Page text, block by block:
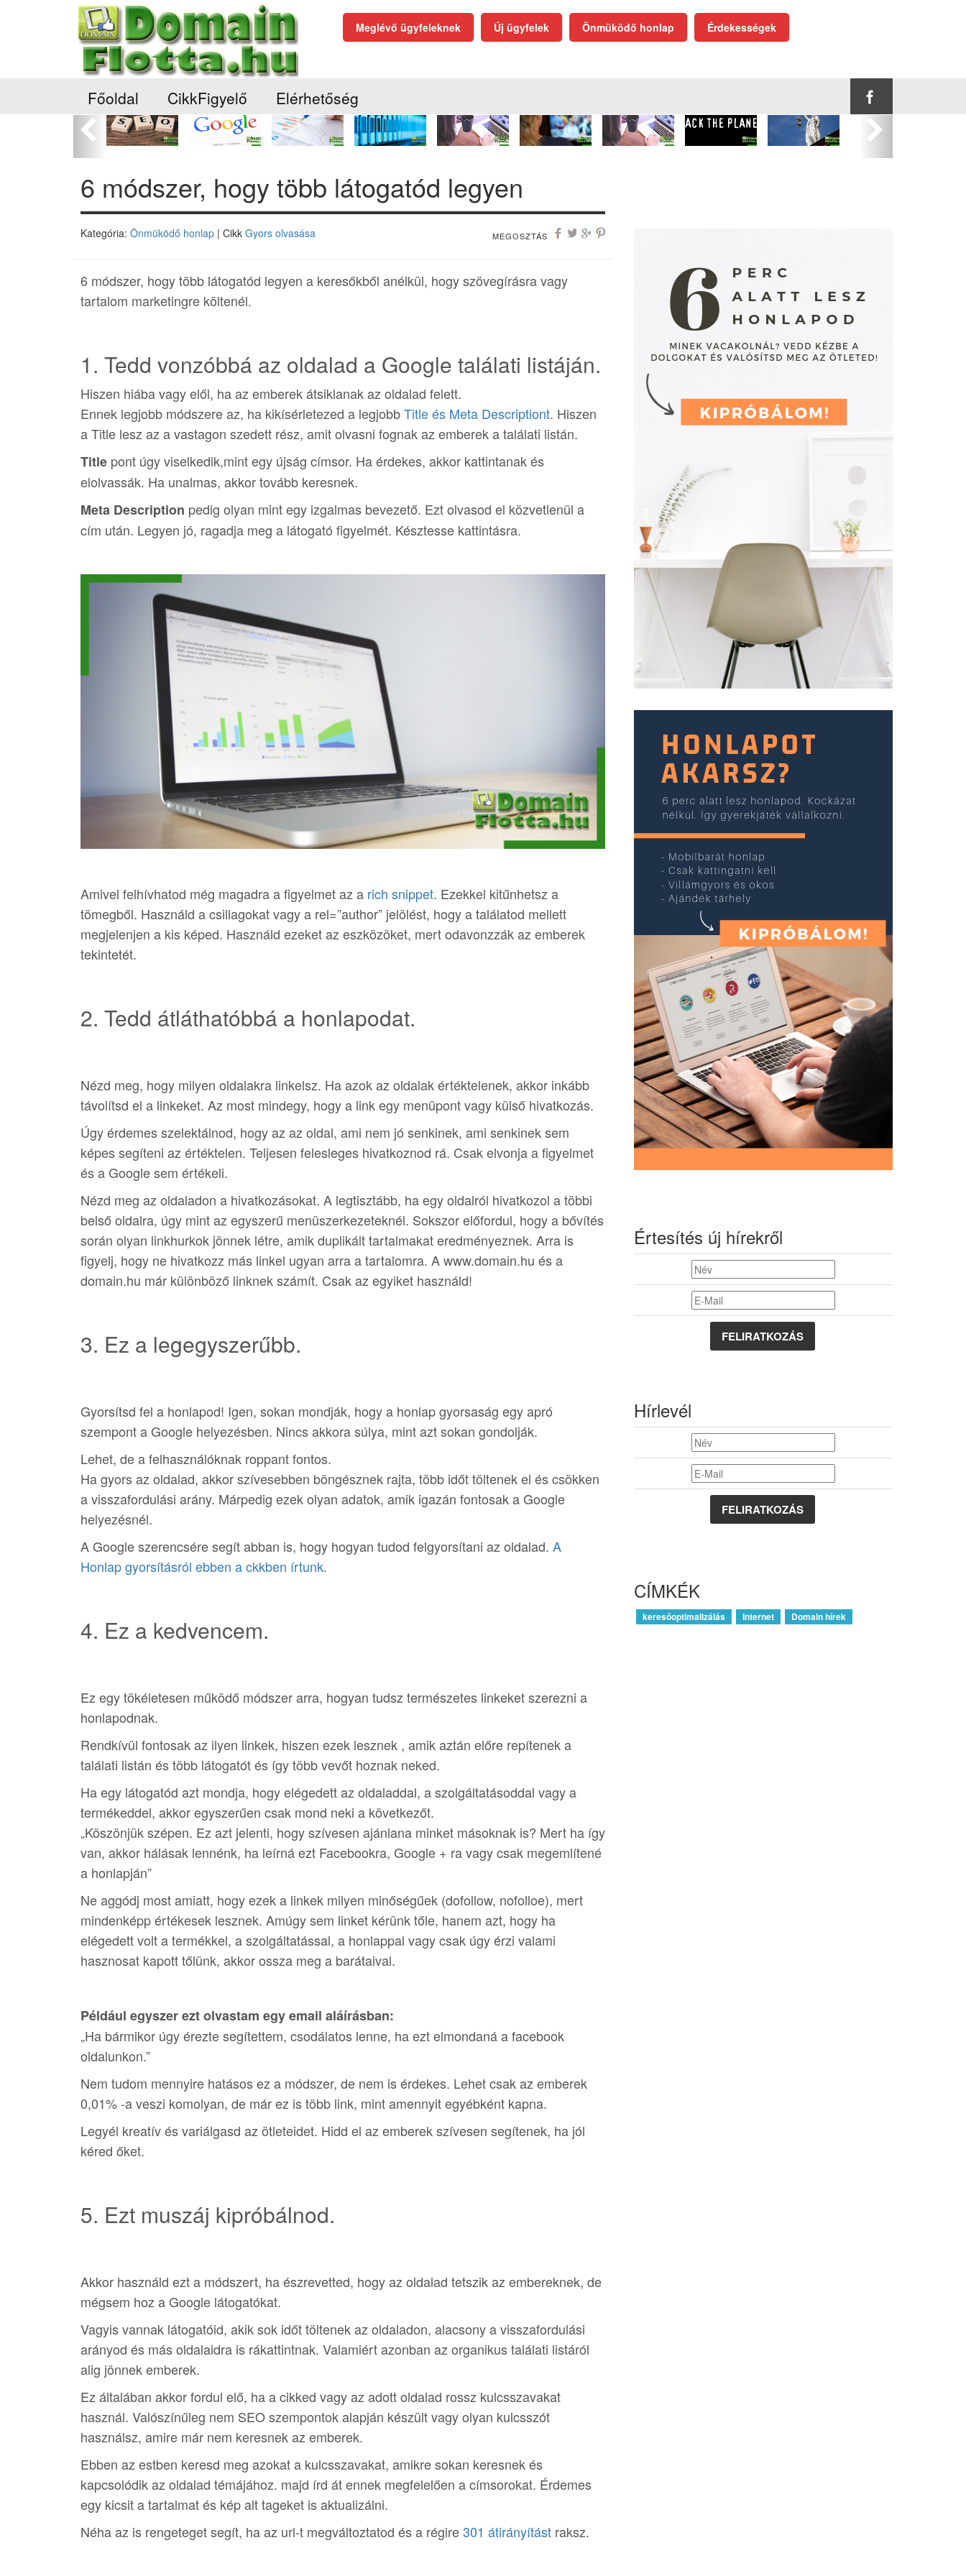
Meglévő ügyfeleknek Új ügyfelek Önmüködő honlap Érdekességek
Főoldal CikkFigyelő Elérhetőség
Előző Következő
6 módszer, hogy több látogatód legyen
Kategória: Önmüködő honlap | Cikk Gyors olvasása MEGOSZTÁS
6 módszer, hogy több látogatód legyen a keresőkből anélkül, hogy szövegírásra vagy
tartalom marketingre költenél.
1. Tedd vonzóbbá az oldalad a Google találati listáján.
Hiszen hiába vagy elől, ha az emberek átsiklanak az oldalad felett.
Ennek legjobb módszere az, ha kikísérletezed a legjobbTitle és Meta Descriptiont. Hiszen
a Title lesz az a vastagon szedett rész, amit olvasni fognak az emberek a találati listán.
Title pont úgy viselkedik,mint egy újság címsor. Ha érdekes, akkor kattintanak és
elolvassák. Ha unalmas, akkor tovább keresnek.
Meta Description pedig olyan mint egy izgalmas bevezető. Ezt olvasod el közvetlenül a
cím után. Legyen jó, ragadja meg a látogató figyelmét. Késztesse kattintásra.
Amivel felhívhatod még magadra a figyelmet az a rich snippet. Ezekkel kitűnhetsz a
tömegből. Használd a csillagokat vagy a rel=”author” jelölést, hogy a találatod mellett
megjelenjen a kis képed. Használd ezeket az eszközöket, mert odavonzzák az emberek
tekintetét.
2. Tedd átláthatóbbá a honlapodat.
Nézd meg, hogy milyen oldalakra linkelsz. Ha azok az oldalak értéktelenek, akkor inkább
távolítsd el a linkeket. Az most mindegy, hogy a link egy menüpont vagy külső hivatkozás.
Úgy érdemes szelektálnod, hogy az az oldal, ami nem jó senkinek, ami senkinek sem
képes segíteni az értéktelen. Teljesen felesleges hivatkoznod rá. Csak elvonja a figyelmet
és a Google sem értékeli.
Nézd meg az oldaladon a hivatkozásokat. A legtisztább, ha egy oldalról hivatkozol a többi
belső oldalra, úgy mint az egyszerű menüszerkezeteknél. Sokszor előfordul, hogy a bővítés
során olyan linkhurkok jönnek létre, amik duplikált tartalmakat eredményeznek. Arra is
figyelj, hogy ne hivatkozz más linkel ugyan arra a tartalomra. A www.domain.hu és a
domain.hu már különböző linknek számít. Csak az egyiket használd!
3. Ez a legegyszerűbb.
Gyorsítsd fel a honlapod! Igen, sokan mondják, hogy a honlap gyorsaság egy apró
szempont a Google helyezésben. Nincs akkora súlya, mint azt sokan gondolják.
Lehet, de a felhasználóknak roppant fontos.
Ha gyors az oldalad, akkor szívesebben böngésznek rajta, több időt töltenek el és csökken
a visszafordulási arány. Márpedig ezek olyan adatok, amik igazán fontosak a Google
helyezésnél.
A Google szerencsére segít abban is, hogy hogyan tudod felgyorsítani az oldalad. A
Honlap gyorsításról ebben a ckkben írtunk.
4. Ez a kedvencem.
Ez egy tökéletesen működő módszer arra, hogyan tudsz természetes linkeket szerezni a
honlapodnak.
Rendkívül fontosak az ilyen linkek, hiszen ezek lesznek , amik aztán előre repítenek a
találati listán és több látogatót és így több vevőt hoznak neked.
Ha egy látogatód azt mondja, hogy elégedett az oldaladdal, a szolgáltatásoddal vagy a
termékeddel, akkor egyszerűen csak mond neki a következőt.
„Köszönjük szépen. Ez azt jelenti, hogy szívesen ajánlana minket másoknak is? Mert ha így
van, akkor hálásak lennénk, ha leírná ezt Facebookra, Google + ra vagy csak megemlítené
a honlapján”
Ne aggódj most amiatt, hogy ezek a linkek milyen minőségűek (dofollow, nofolloe), mert
mindenképp értékesek lesznek. Amúgy sem linket kérünk tőle, hanem azt, hogy ha
elégedett volt a termékkel, a szolgáltatással, a honlappal vagy csak úgy érzi valami
hasznosat kapott tőlünk, akkor ossza meg a barátaival.
Például egyszer ezt olvastam egy email aláírásban:
„Ha bármikor úgy érezte segítettem, csodálatos lenne, ha ezt elmondaná a facebook
oldalunkon.”
Nem tudom mennyire hatásos ez a módszer, de nem is érdekes. Lehet csak az emberek
0,01% -a veszi komolyan, de már ez is több link, mint amennyit egyébként kapna.
Legyél kreatív és variálgasd az ötleteidet. Hidd el az emberek szívesen segítenek, ha jól
kéred őket.
5. Ezt muszáj kipróbálnod.
Akkor használd ezt a módszert, ha észrevetted, hogy az oldalad tetszik az embereknek, de
mégsem hoz a Google látogatókat.
Vagyis vannak látogatóid, akik sok időt töltenek az oldaladon, alacsony a visszafordulási
arányod és más oldalaidra is rákattintnak. Valamiért azonban az organikus találati listáról
alig jönnek emberek.
Ez általában akkor fordul elő, ha a cikked vagy az adott oldalad rossz kulcsszavakat
használ. Valószínűleg nem SEO szempontok alapján készült vagy olyan kulcsszót
használsz, amire már nem keresnek az emberek.
Ebben az estben keresd meg azokat a kulcsszavakat, amikre sokan keresnek és
kapcsolódik az oldalad témájához. majd írd át ennek megfelelően a címsorokat. Érdemes
egy kicsit a tartalmat és kép alt tageket is aktualizálni.
Néha az is rengeteget segít, ha az url-t megváltoztatod és a régire301 átirányítást raksz.
Értesítés új hírekről
FELIRATKOZÁS
Hírlevél
CÍMKÉK
keresőoptimalizálás Internet Domain hírek